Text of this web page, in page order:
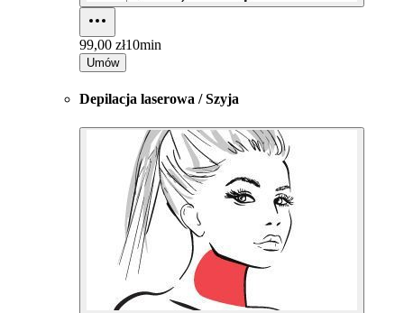
99,00 zł10min
Umów
Depilacja laserowa / Szyja